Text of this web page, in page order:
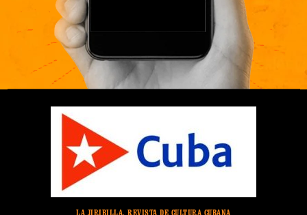
LA JIRIBILLA, REVISTA DE CULTURA CUBANA